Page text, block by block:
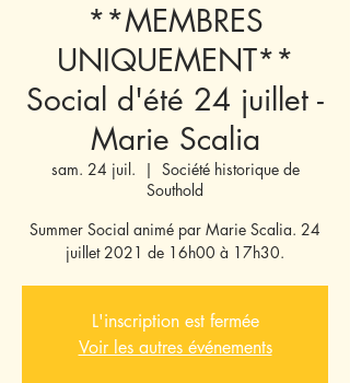
**MEMBRES
UNIQUEMENT**
Social d'été 24 juillet -
Marie Scalia
sam. 24 juil.
  |
Société historique de
Southold
Summer Social animé par Marie Scalia. 24
juillet 2021 de 16h00 à 17h30.
L'inscription est fermée
Voir les autres événements